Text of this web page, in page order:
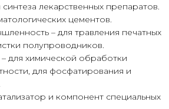
синтеза лекарственных препаратов.
цементов.
– для травления печатных
полупроводников.
для химической обработки
для фосфатирования и
и компонент специальных